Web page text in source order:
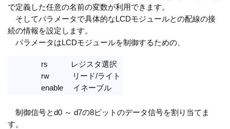
で定義した任意の名前の変数が利用できます。
そしてパラメータで具体的なLCDモジュールとの配線の接
続の情報を設定します。
パラメータはLCDモジュールを制御するための、
rs レジスタ選択
rw リード/ライト
enable イネーブル
制御信号とd0 ～ d7の8ビットのデータ信号を割り当てま
す。